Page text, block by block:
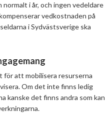
i år, och ingen vedeldare
vedkostnaden på
i Sydvästsverige ska
för att mobilisera resurserna
Om det inte finns ledig
kanske det finns andra som kan